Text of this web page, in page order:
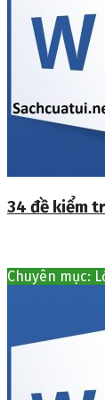
34 đề kiểm
Chuyên mục: